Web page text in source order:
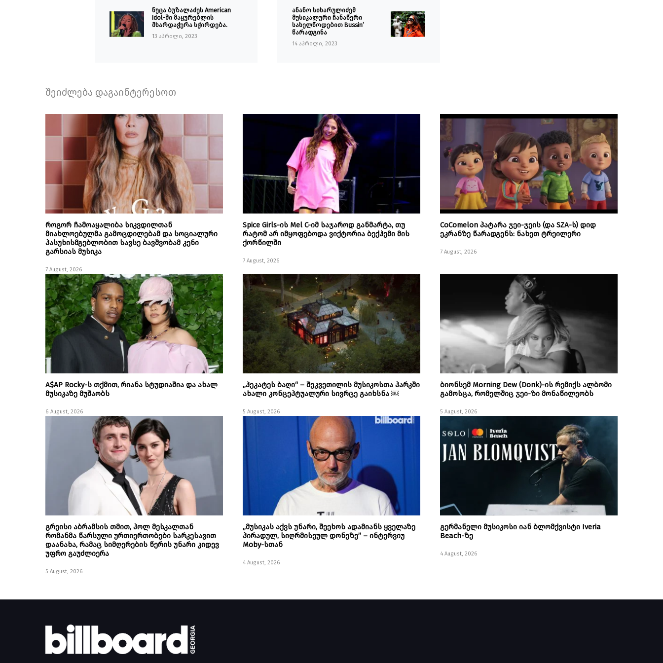
ნუცა ბუზალაძეს American
Idol-ში მაყურებლის
მხარდაჭერა სჭირდება.
13 აპრილი, 2023
ანანო სიხარულიძემ
მუსიკალური ჩანაწერი
სახელწოდებით Bussin’
წარადგინა
14 აპრილი, 2023
შეიძლება დაგაინტერესოთ
როგორ ჩამოაყალიბა სიკვდილთან
მიახლოებულმა გამოცდილებამ და სოციალური
პასუხისმგებლობით სავსე ბავშვობამ კენი
გარსიას მუსიკა
7 August, 2026
Spice Girls-ის Mel C-იმ საჯაროდ განმარტა, თუ
რატომ არ იმყოფებოდა ვიქტორია ბექჰემი მის
ქორწილში
7 August, 2026
CoComelon პატარა ჯეი-ჯეის (და SZA-ს) დიდ
ეკრანზე წარადგენს: ნახეთ ტრეილერი
7 August, 2026
A$AP Rocky-ს თქმით, რიანა სტუდიაშია და ახალ
მუსიკაზე მუშაობს
6 August, 2026
„ჰეკატეს ბაღი“ – შეკვეთილის მუსიკოსთა პარკში
ახალი კონცეპტუალური სივრცე გაიხსნა ￼
5 August, 2026
ბიონსემ Morning Dew (Donk)-ის რემიქს ალბომი
გამოსცა, რომელშიც ჯეი-ზი მონაწილეობს
5 August, 2026
გრეისი აბრამსის თმით, პოლ მესკალთან
რომანმა წარსული ურთიერთობები სარკესავით
დაანახა, რამაც სიმღერების წერის უნარი კიდევ
უფრო გაუძლიერა
5 August, 2026
„მუსიკას აქვს უნარი, შეეხოს ადამიანს ყველაზე
პირადულ, სიღრმისეულ დონეზე” – ინტერვიუ
Moby-სთან
4 August, 2026
გერმანელი მუსიკოსი იან ბლომქვისტი Iveria
Beach-ზე
4 August, 2026